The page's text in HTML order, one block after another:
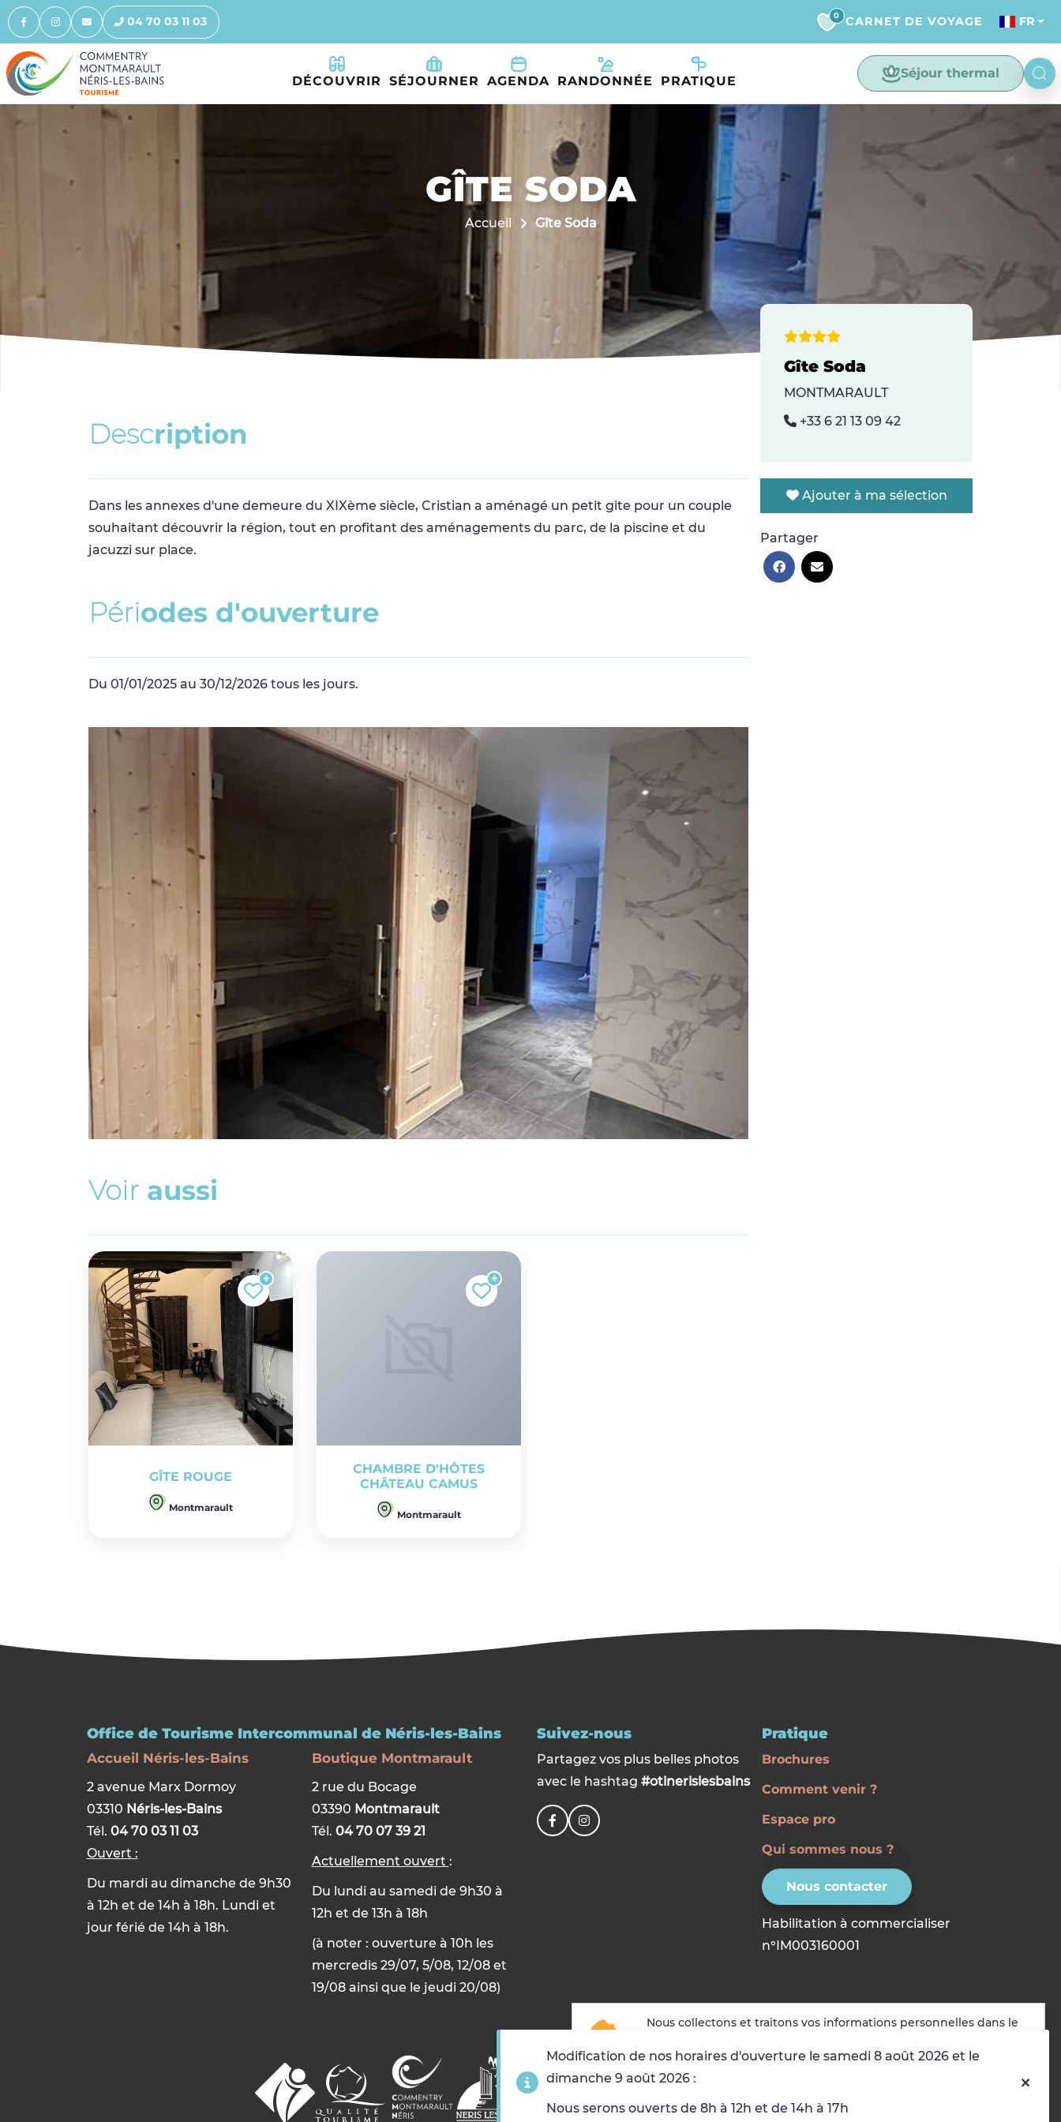
04 70 03 11 03 0 CARNET DE VOYAGE FR
DÉCOUVRIR SÉJOURNER AGENDA RANDONNÉE PRATIQUE
Séjour thermal
GÎTE SODA
Accueil Gîte Soda
Description
Dans les annexes d'une demeure du XIXème siècle, Cristian a aménagé un petit gite pour un couple
souhaitant découvrir la région, tout en profitant des aménagements du parc, de la piscine et du
jacuzzi sur place.
Périodes d'ouverture
Du 01/01/2025 au 30/12/2026 tous les jours.
Voir aussi
GÎTE ROUGE
Montmarault
CHAMBRE D'HÔTES
CHÂTEAU CAMUS
Montmarault
Gîte Soda
MONTMARAULT
+33 6 21 13 09 42
Ajouter à ma sélection
Partager
Office de Tourisme Intercommunal de Néris-les-Bains
Accueil Néris-les-Bains
2 avenue Marx Dormoy
03310 Néris-les-Bains
Tél. 04 70 03 11 03
Ouvert :
Du mardi au dimanche de 9h30
à 12h et de 14h à 18h. Lundi et
jour férié de 14h à 18h.
Boutique Montmarault
2 rue du Bocage
03390 Montmarault
Tél. 04 70 07 39 21
Actuellement ouvert :
Du lundi au samedi de 9h30 à
12h et de 13h à 18h
(à noter : ouverture à 10h les
mercredis 29/07, 5/08, 12/08 et
19/08 ainsi que le jeudi 20/08)
Suivez-nous
Partagez vos plus belles photos
avec le hashtag #otinerislesbains
Pratique
Brochures
Comment venir ?
Espace pro
Qui sommes nous ?
Nous contacter
Habilitation à commercialiser
n°IM003160001
Modification de nos horaires d'ouverture le samedi 8 août 2026 et le
dimanche 9 août 2026 :
Nous serons ouverts de 8h à 12h et de 14h à 17h
Nous collectons et traitons vos informations personnelles dans le
Accepter Refuser Choisir les cookies que j'accepte